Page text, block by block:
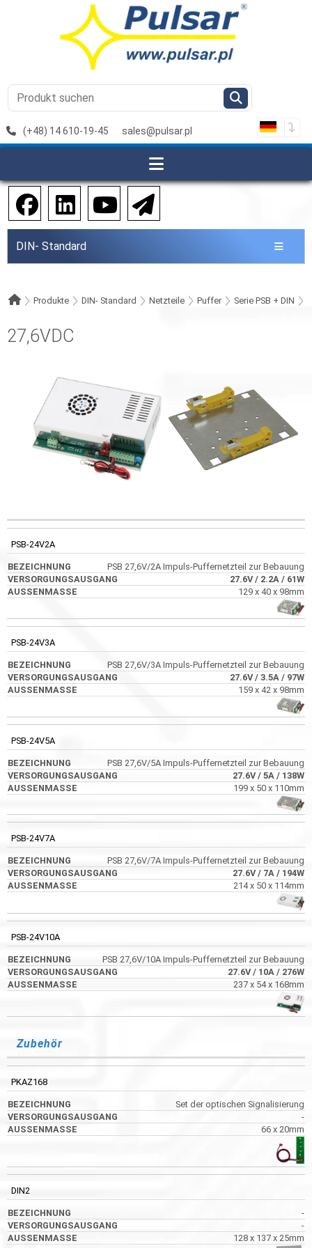
(+48) 14 610-19-45 sales@pulsar.pl
DIN- Standard
Produkte DIN- Standard Netzteile Puffer Serie PSB + DIN
27,6VDC
CODE BEZEICHNUNG VERSORGUNGSAUSGANG
PSB-24V2A
PSB 27,6V/2A Impuls-Puffernetzteil zur Bebauung
27.6V/ 2.2A / 61W
129 x 40 x 98mm
PSB-24V3A
PSB 27,6V/3A Impuls-Puffernetzteil zur Bebauung
27.6V/ 3.5A / 97W
159 x 42 x 98mm
PSB-24V5A
PSB 27,6V/5A Impuls-Puffernetzteil zur Bebauung
27.6V/ 5A / 138W
199 x 50 x 110mm
PSB-24V7A
PSB 27,6V/7A Impuls-Puffernetzteil zur Bebauung
27.6V/ 7A / 194W
214 x 50 x 114mm
PSB-24V10A
PSB 27,6V/10A Impuls-Puffernetzteil zur Bebauung
27.6V/ 10A / 276W
237 x 54 x 168mm
Zubehör
PKAZ168
Set der optischen Signalisierung
-
66 x 20mm
DIN2
-
-
128 x 137 x 25mm